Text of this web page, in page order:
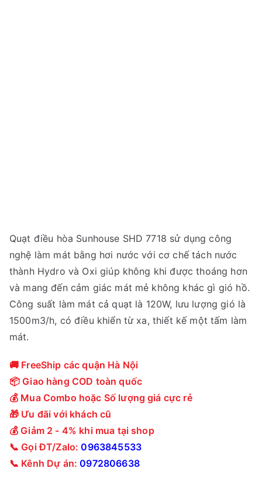
Quạt điều hòa Sunhouse SHD 7718 sử dụng công
nghệ làm mát bằng hơi nước với cơ chế tách nước
thành Hydro và Oxi giúp không khi được thoáng hơn
và mang đến cảm giác mát mẻ không khác gì gió hồ.
Công suất làm mát cả quạt là 120W, lưu lượng gió là
1500m3/h, có điều khiển từ xa, thiết kế một tấm làm
mát.
🚚 FreeShip các quận Hà Nội
📦 Giao hàng COD toàn quốc
💰 Mua Combo hoặc Số lượng giá cực rẻ
🎁 Ưu đãi với khách cũ
💰 Giảm 2 - 4% khi mua tại shop
📞 Gọi ĐT/Zalo:0963845533
📞 Kênh Dự án:0972806638